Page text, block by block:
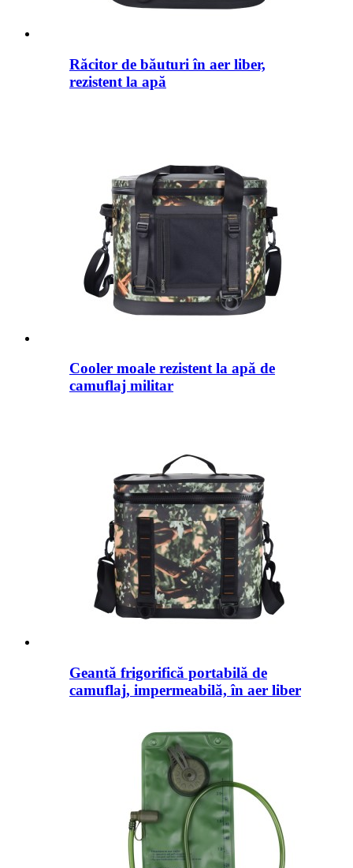
Răcitor de băuturi în aer liber,
rezistent la apă
Cooler moale rezistent la apă de
camuflaj militar
Geantă frigorifică portabilă de
camuflaj, impermeabilă, în aer liber